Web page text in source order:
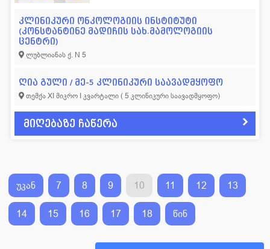
კლინიკური ონკოლოგიის ინსტიტუტი
(კონსტანტინე მადიჩის სახ.მამოლოგიის
ცენტრი)
ლუბლიანას ქ. N 5
ღია გული / მე-5 კლინიკური საავადმყოფო
თემქა XI მიკრო I კვარტალი ( 5 კლინიკური საავადმყოფო)
მიღებაზე ჩაწერა
უკან 7 8 9 10 11 12 13
14 15 16 17 18 წინ